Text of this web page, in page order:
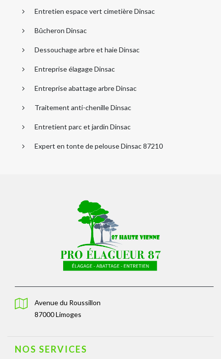
Entretien espace vert cimetière Dinsac
Bûcheron Dinsac
Dessouchage arbre et haie Dinsac
Entreprise élagage Dinsac
Entreprise abattage arbre Dinsac
Traitement anti-chenille Dinsac
Entretient parc et jardin Dinsac
Expert en tonte de pelouse Dinsac 87210
Avenue du Roussillon
87000 Limoges
NOS SERVICES